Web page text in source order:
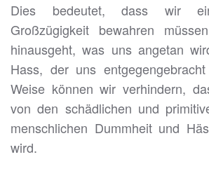
Dies bedeutet, dass wir
Großzügigkeit bewahren
hinausgeht, was uns angetan
Hass, der uns
Weise können wir verhindern,
von den schädlichen und
menschlichen Dummheit und
wird.